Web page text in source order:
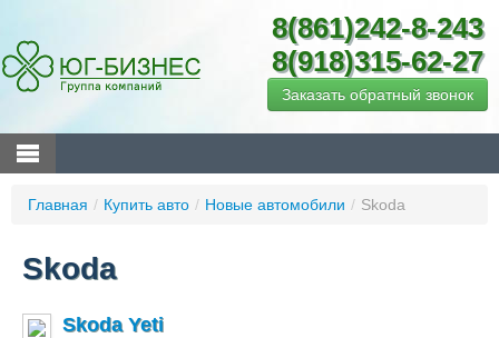
8(861)242-8-243
8(918)315-62-27
Заказать обратный звонок
Главная / Купить авто / Новые автомобили / Skoda
Skoda
Skoda Yeti